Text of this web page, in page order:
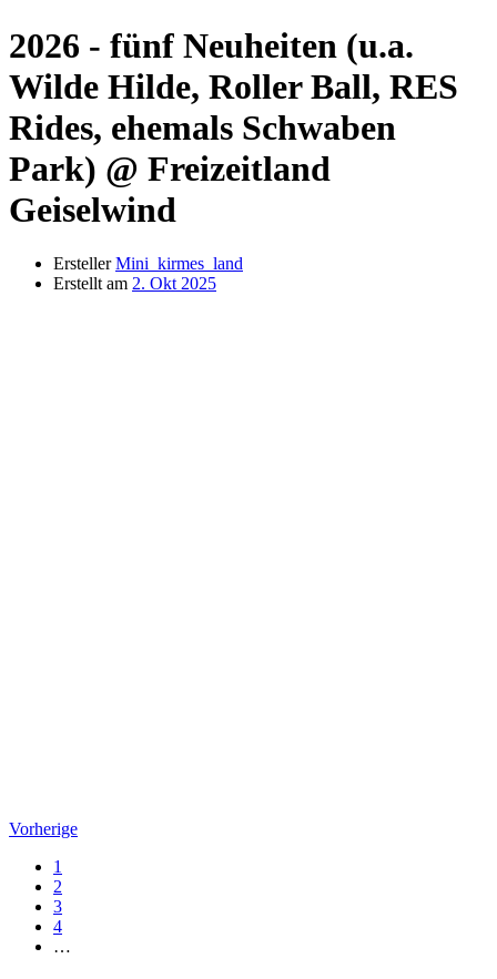
2026 - fünf Neuheiten (u.a.
Wilde Hilde, Roller Ball, RES
Rides, ehemals Schwaben
Park) @ Freizeitland
Geiselwind
Ersteller Mini_kirmes_land
Erstellt am 2. Okt 2025
Vorherige
1
2
3
4
…